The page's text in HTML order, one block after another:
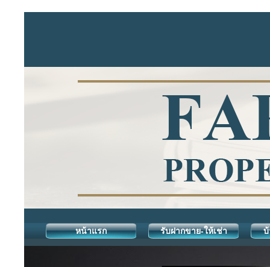
หน้าแรก รับฝากขาย-ให้เช่า บ้